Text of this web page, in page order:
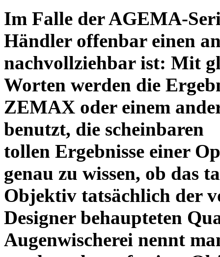
Im Falle der AGEMA-
Händler offenbar einen
nachvollziehbar ist: Mit
Worten werden die
ZEMAX oder einem
benutzt, die scheinbaren
tollen Ergebnisse einer
genau zu wissen, ob das
Objektiv tatsächlich der
Designer behaupteten
Augenwischerei nennt